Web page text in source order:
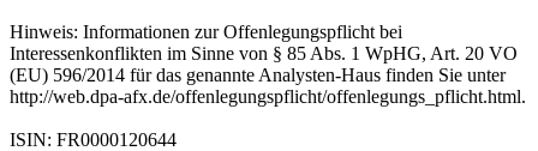
Hinweis: Informationen zur Offenlegungspflicht bei
Interessenkonflikten im Sinne von § 85 Abs. 1 WpHG, Art. 20 VO
(EU) 596/2014 für das genannte Analysten-Haus finden Sie unter
http://web.dpa-afx.de/offenlegungspflicht/offenlegungs_pflicht.html.
ISIN: FR0000120644